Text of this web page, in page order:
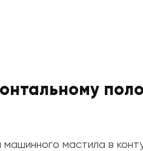
машинного мастила в